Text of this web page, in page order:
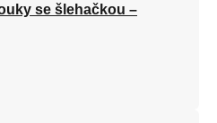
se šlehačkou –